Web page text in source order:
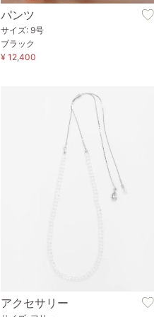
パンツ
サイズ: 9号
ブラック
¥ 12,400
アクセサリー